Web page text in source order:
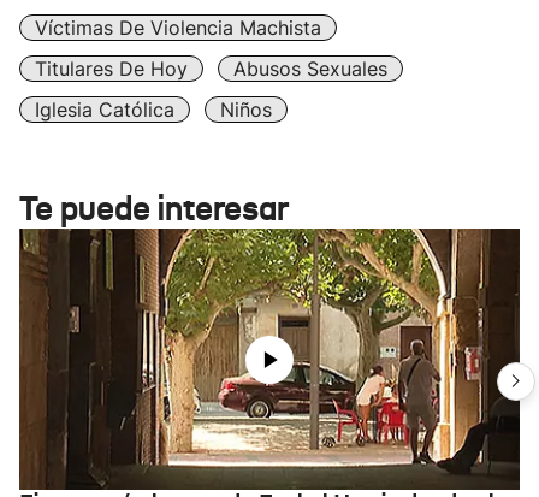
Víctimas De Violencia Machista
Titulares De Hoy
Abusos Sexuales
Iglesia Católica
Niños
Te puede interesar